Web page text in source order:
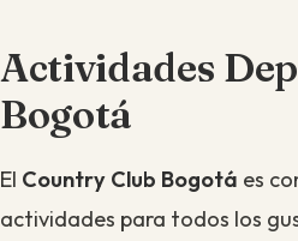
Actividades
Bogotá
El Country Club Bogotá es
actividades para todos los